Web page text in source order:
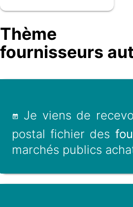
Thème
fournisseurs
Je viens de
postal fichier des
marchés publics